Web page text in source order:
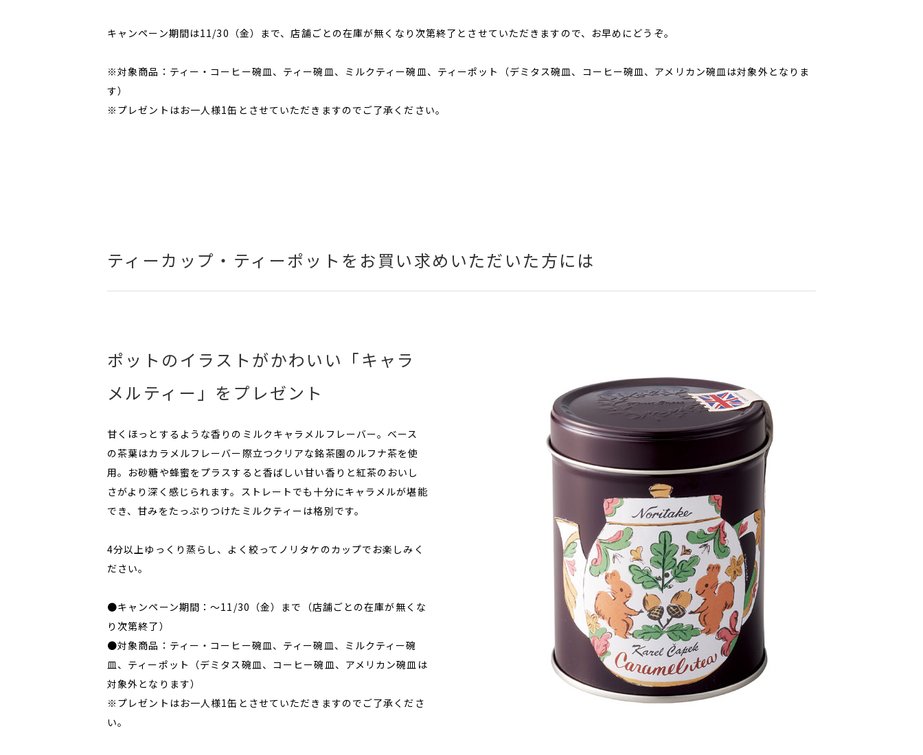
キャンペーン期間は11/30（金）まで、店舗ごとの在庫が無くなり次第終了とさせていただきますので、お早めにどうぞ。
※対象商品：ティー・コーヒー碗皿、ティー碗皿、ミルクティー碗皿、ティーポット（デミタス碗皿、コーヒー碗皿、アメリカン碗皿は対象外となりま
す）
※プレゼントはお一人様1缶とさせていただきますのでご了承ください。
ティーカップ・ティーポットをお買い求めいただいた方には
ポットのイラストがかわいい「キャラ
メルティー」をプレゼント
甘くほっとするような香りのミルクキャラメルフレーバー。ベース
の茶葉はカラメルフレーバー際立つクリアな銘茶園のルフナ茶を使
用。お砂糖や蜂蜜をプラスすると香ばしい甘い香りと紅茶のおいし
さがより深く感じられます。ストレートでも十分にキャラメルが堪能
でき、甘みをたっぷりつけたミルクティーは格別です。
4分以上ゆっくり蒸らし、よく絞ってノリタケのカップでお楽しみく
ださい。
●キャンペーン期間：～11/30（金）まで（店舗ごとの在庫が無くな
り次第終了）
●対象商品：ティー・コーヒー碗皿、ティー碗皿、ミルクティー碗
皿、ティーポット（デミタス碗皿、コーヒー碗皿、アメリカン碗皿は
対象外となります）
※プレゼントはお一人様1缶とさせていただきますのでご了承くださ
い。